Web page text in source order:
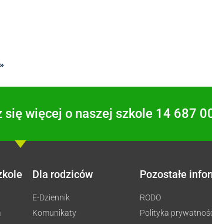
się więcej o naszej szkole 14 687
Dla rodziców
E-Dziennik
Komunikaty
Pozostałe
RODO
Polityka